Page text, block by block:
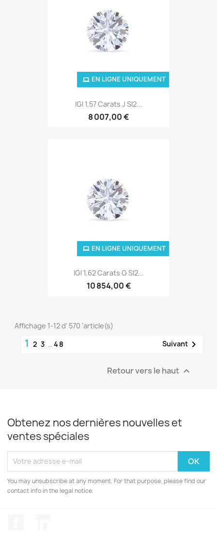
IGI 1,57 Carats J SI2...
8 007,00 €
EN LIGNE UNIQUEMENT
IGI 1,62 Carats G SI2...
10 854,00 €
EN LIGNE UNIQUEMENT
Affichage 1-12 d' 570 'article(s)
1 2 3 … 48 Suivant 
Retour vers le haut 
Obtenez nos dernières nouvelles et
ventes spéciales
You may unsubscribe at any moment. For that purpose, please find our
contact info in the legal notice.